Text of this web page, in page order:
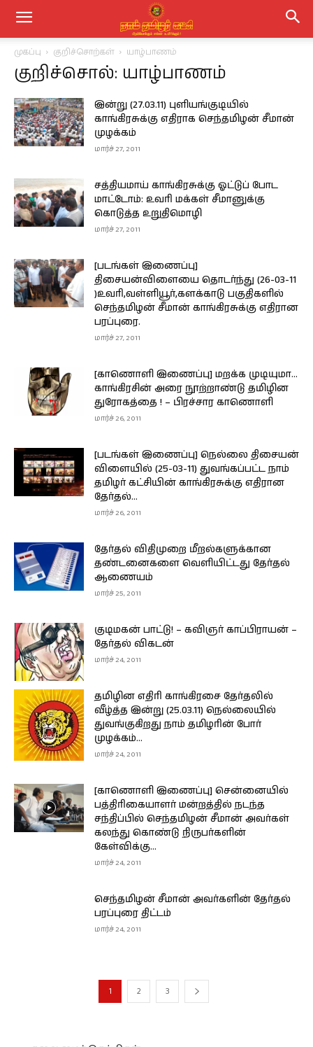
முகப்பு குறிச்சொற்கள் யாழ்பாணம்
குறிச்சொல்: யாழ்பாணம்
இன்று (27.03.11) புளியங்குடியில்
காங்கிரசுக்கு எதிராக செந்தமிழன் சீமான்
முழக்கம்
மார்ச் 27, 2011
சத்தியமாய் காங்கிரசுக்கு ஓட்டுப் போட
மாட்டோம்: உவரி மக்கள் சீமானுக்கு
கொடுத்த உறுதிமொழி
மார்ச் 27, 2011
[படங்கள் இணைப்பு]
திசையன்விளையை தொடர்ந்து (26-03-11
)உவரி,வள்ளியூர்,களக்காடு பகுதிகளில்
செந்தமிழன் சீமான் காங்கிரசுக்கு எதிரான
பரப்புரை.
மார்ச் 27, 2011
[காணொளி இணைப்பு] மறக்க முடியுமா…
காங்கிரசின் அரை நூற்றாண்டு தமிழின
துரோகத்தை ! – பிரச்சார காணொளி
மார்ச் 26, 2011
[படங்கள் இணைப்பு] நெல்லை திசையன்
விளையில் (25-03-11) துவங்கப்பட்ட நாம்
தமிழர் கட்சியின் காங்கிரசுக்கு எதிரான
தேர்தல்...
மார்ச் 26, 2011
தேர்தல் விதிமுறை மீறல்களுக்கான
தண்டனைகளை வெளியிட்டது தேர்தல்
ஆணையம்
மார்ச் 25, 2011
குடிமகன் பாட்டு! – கவிஞர் காப்பிராயன் –
தேர்தல் விகடன்
மார்ச் 24, 2011
தமிழின எதிரி காங்கிரசை தேர்தலில்
வீழ்த்த இன்று (25.03.11) நெல்லையில்
துவங்குகிறது நாம் தமிழரின் போர்
முழக்கம்...
மார்ச் 24, 2011
[காணொளி இணைப்பு] சென்னையில்
பத்திரிகையாளர் மன்றத்தில் நடந்த
சந்திப்பில் செந்தமிழன் சீமான் அவர்கள்
கலந்து கொண்டு நிருபர்களின்
கேள்விக்கு...
மார்ச் 24, 2011
செந்தமிழன் சீமான் அவர்களின் தேர்தல்
பரப்புரை திட்டம்
மார்ச் 24, 2011
1 2 3